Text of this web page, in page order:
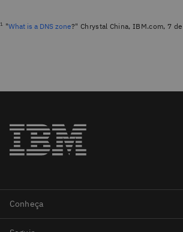
1 "What is a DNS zone?" Chrystal China, IBM.com, 7